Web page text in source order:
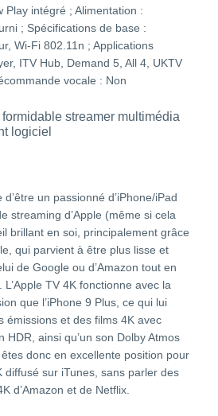
Play intégré ; Alimentation :
; Spécifications de base :
Wi-Fi 802.11n ; Applications
ITV Hub, Demand 5, All 4, UKTV
vocale : Non
streamer multimédia
logiciel
d’être un passionné d’iPhone/iPad
streaming d’Apple (même si cela
brillant en soi, principalement grâce
qui parvient à être plus lisse et
de Google ou d’Amazon tout en
TV 4K fonctionne avec la
que l’iPhone 9 Plus, ce qui lui
émissions et des films 4K avec
HDR, ainsi qu’un son Dolby Atmos
donc en excellente position pour
diffusé sur iTunes, sans parler des
d’Amazon et de Netflix.